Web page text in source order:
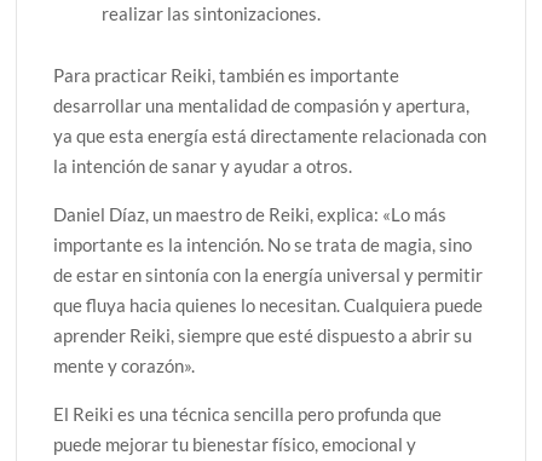
realizar las sintonizaciones.
Para practicar Reiki, también es importante
desarrollar una mentalidad de compasión y apertura,
ya que esta energía está directamente relacionada con
la intención de sanar y ayudar a otros.
Daniel Díaz, un maestro de Reiki, explica: «Lo más
importante es la intención. No se trata de magia, sino
de estar en sintonía con la energía universal y permitir
que fluya hacia quienes lo necesitan. Cualquiera puede
aprender Reiki, siempre que esté dispuesto a abrir su
mente y corazón».
El Reiki es una técnica sencilla pero profunda que
puede mejorar tu bienestar físico, emocional y